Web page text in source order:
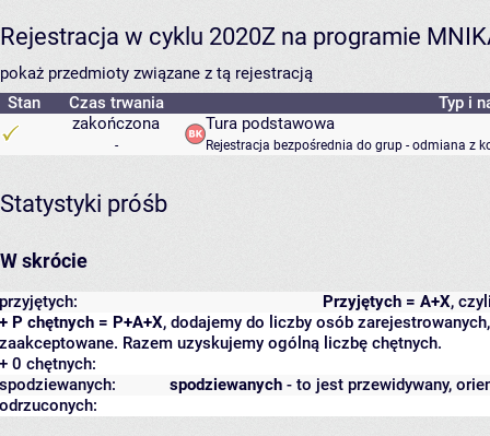
Rejestracja w cyklu 2020Z na programie
pokaż przedmioty związane z tą rejestracją
Stan
Czas trwania
Typ i
zakończona
-
Tura podstawowa
Rejestracja bezpośrednia do grup - odmiana z
Statystyki próśb
W skrócie
Przyjętych = A+X,
przyjętych:
+ P chętnych = P+A+X, dodajemy do liczby osób
zaakceptowane. Razem uzyskujemy ogólną liczbę chętnych.
+ 0 chętnych:
spodziewanych - to jest przewidywany,
spodziewanych:
odrzuconych: